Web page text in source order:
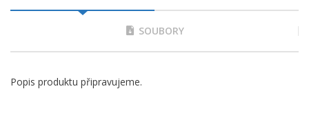
SOUBORY
Popis produktu připravujeme.